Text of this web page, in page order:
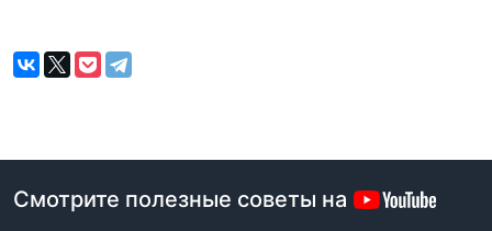
Смотрите полезные советы на